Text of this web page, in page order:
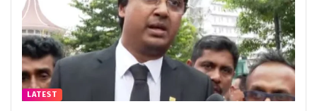
LATEST